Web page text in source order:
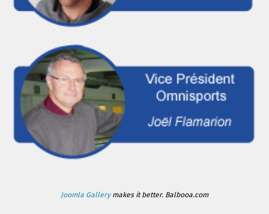
Joomla Gallerymakes it better. Balbooa.com